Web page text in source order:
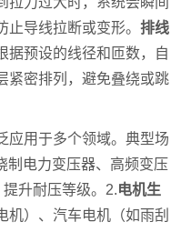
止导线拉断或变形。 排线
据预设的线径和匝数，自
紧密排列，避免叠绕或跳
应用于多个领域。典型场
制电力变压器、高频变压
升耐压等级。2.电机生
机）、汽车电机（如雨刮